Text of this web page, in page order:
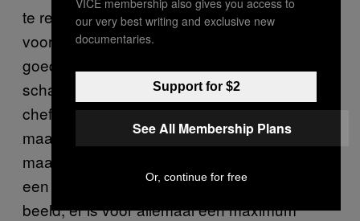
te reizen, worden reserveringen of kaartjes
voor bijvoorbeeld populaire musea of een
goed restaurant de meest gezochte en
schaarste dingen,” legt ze uit. “Een populaire
chef-kok kan maar een beperkt aantal
maaltijden tegelijkertijd koken, een kamer kan
maar een beperkt aantal mensen huisvesten,
een museum, een strand, een theater, een
beeld, er is voor allemaal een maximum
our very best writing and exclusive new
documentaries.
Support for $2
See All Membership Plans
Or, continue for free